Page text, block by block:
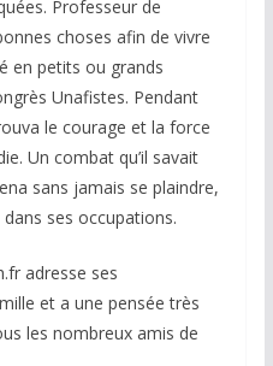
Professeur de
choses afin de vivre
en petits ou grands
Unafistes. Pendant
le courage et la force
Un combat qu’il savait
sans jamais se plaindre,
ses occupations.
adresse ses
et a une pensée très
les nombreux amis de